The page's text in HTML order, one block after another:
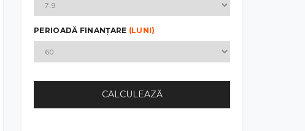
PERIOADĂ FINANȚARE (LUNI)
CALCULEAZĂ